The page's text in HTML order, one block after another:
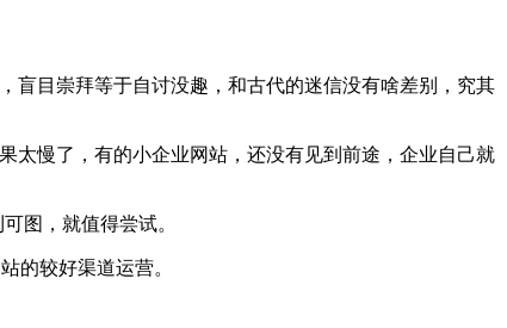
目崇拜等于自讨没趣，和古代的迷信没有啥差别，究其
慢了，有的小企业网站，还没有见到前途，企业自己就
图，就值得尝试。
的较好渠道运营。